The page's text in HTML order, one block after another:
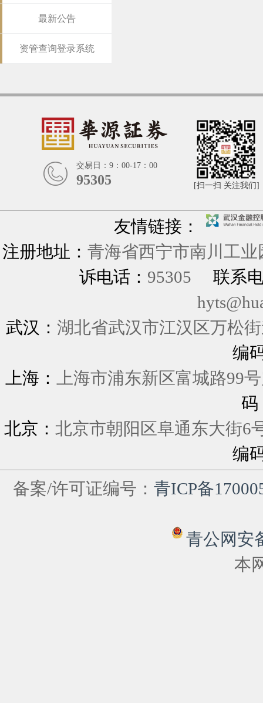
最新公告
资管查询登录系统
交易日：9：00-17：00
95305 [扫一扫 关注我们]
友情链接：
注册地址： 青海省西宁市南川工
诉电话： 95305
联系
武汉： 湖北省武汉市江汉区万松
编
上海：
上海市浦东新区富
码
北京： 北京市朝阳区阜通东大
编
备案/许可证编号： 青ICP备
青公网安
本